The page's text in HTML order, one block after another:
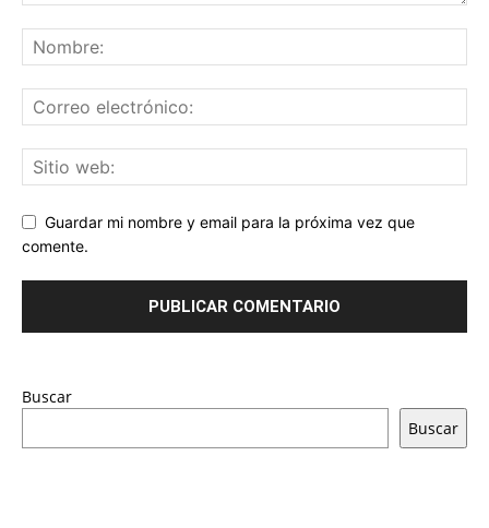
Guardar mi nombre y email para la próxima vez que
comente.
Buscar
Buscar